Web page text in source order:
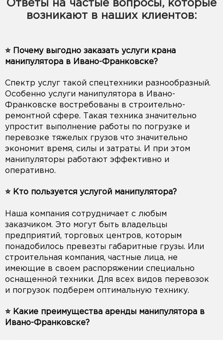
Ответы на частые вопросы, которые
возникают в наших клиентов:
⭐️ Почему выгодно заказать услуги крана
манипулятора в Ивано-Франковске?
Спектр услуг такой спецтехники разнообразный.
Особенно услуги манипулятора в Ивано-
Франковске востребованы в строительно-
ремонтной сфере. Такая техника значительно
упростит выполнение работы по погрузке и
перевозке тяжелых грузов что значительно
экономит время, силы и затраты. И при этом
манипуляторы работают эффективно и
оперативно.
⭐️ Кто пользуется услугой манипулятора?
Наша компания сотрудничает с любым
заказчиком. Это могут быть владельцы
предприятий, торговых центров, которым
понадобилось превезты габаритные грузы. Или
строительная компания, частные лица, не
имеющие в своем распоряжении специально
оснащенной техники. Для всех видов перевозок
и погрузок подберем оптимальную технику.
⭐️ Какие преимущества аренды манипулятора в
Ивано-Франковске?